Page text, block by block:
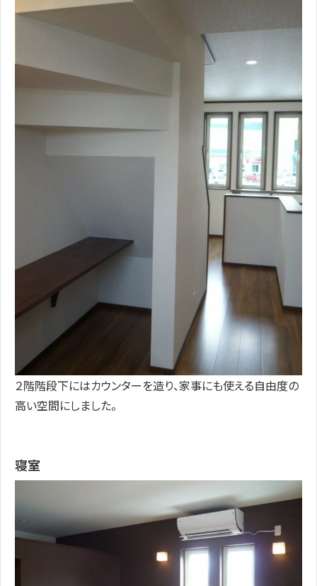
２階階段下にはカウンターを造り、家事にも使える自由度の
高い空間にしました。
寝室